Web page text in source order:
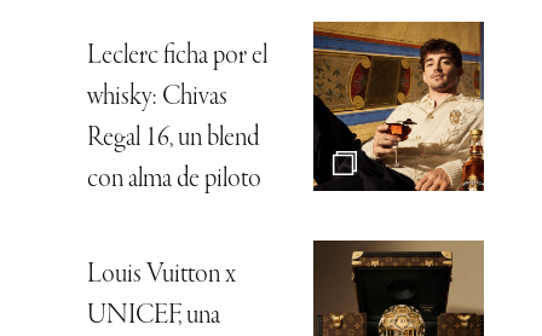
Leclerc ficha por el
whisky: Chivas
Regal 16, un blend
con alma de piloto
Louis Vuitton x
UNICEF, una